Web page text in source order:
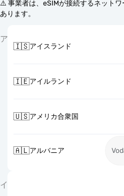
⚠️ 事業者は、eSIMが接続するネット
あります。
ア
🇮🇸アイスランド
🇮🇪アイルランド
🇺🇸アメリカ合衆国
🇦🇱アルバニア
イ